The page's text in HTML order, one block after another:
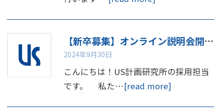
【新卒募集】オンライン説明会開催のお知らせ📢
2024年9月30日
こんにちは！US計画研究所の採用担当
です。 私た…[read more]